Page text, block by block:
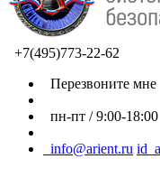
+7(495)773-22-62
Перезвоните мне
пн-пт / 9:00-18:00
info@arient.ru